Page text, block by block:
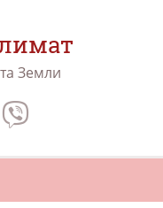
Земли